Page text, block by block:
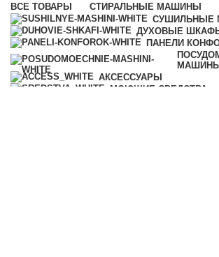
ВСЕ ТОВАРЫ
СТИРАЛЬНЫЕ МАШИНЫ
СУШИЛЬНЫЕ
ДУХОВЫЕ
ПАНЕЛИ
МАШИНЫ
АКСЕССУАРЫ
МОЮЩИЕ СРЕДСТВА